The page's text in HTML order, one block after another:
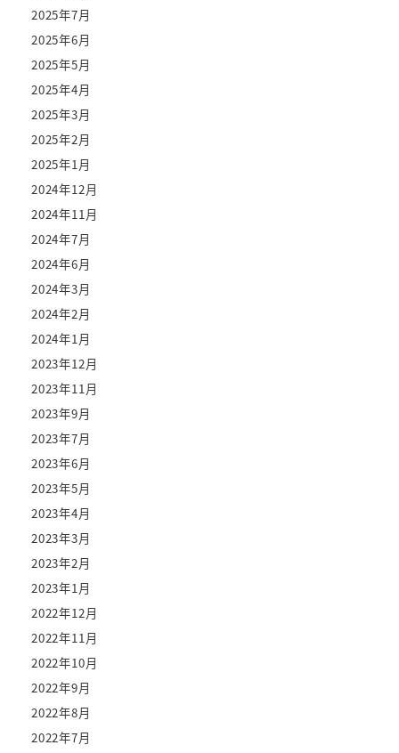
2025年7月
2025年6月
2025年5月
2025年4月
2025年3月
2025年2月
2025年1月
2024年12月
2024年11月
2024年7月
2024年6月
2024年3月
2024年2月
2024年1月
2023年12月
2023年11月
2023年9月
2023年7月
2023年6月
2023年5月
2023年4月
2023年3月
2023年2月
2023年1月
2022年12月
2022年11月
2022年10月
2022年9月
2022年8月
2022年7月